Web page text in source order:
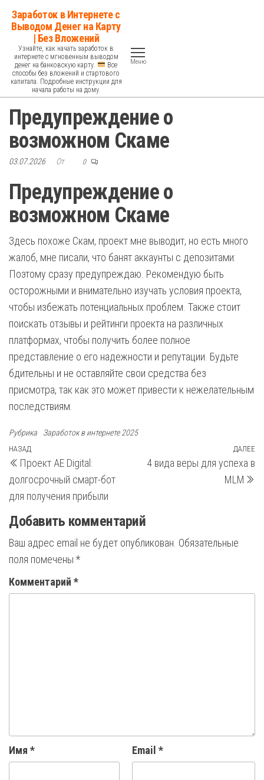
Перейти
содержимому
Заработок в Интернете с
Выводом Денег на Карту
| Без Вложений
Узнайте, как начать заработок в
интернете с мгновенным выводом
денег на банковскую карту.
Все
способы без вложений и стартового
капитала. Подробные инструкции для
начала работы на дому.
Меню
Предупреждение о
возможном Скаме
03.07.2026 От 0
Предупреждение о
возможном Скаме
Здесь похоже Скам, проект мне выводит, но есть много
жалоб, мне писали, что банят аккаунты с депозитами:
Поэтому сразу предупреждаю. Рекомендую быть
осторожными и внимательно изучать условия проекта,
чтобы избежать потенциальных проблем. Также стоит
поискать отзывы и рейтинги проекта на различных
платформах, чтобы получить более полное
представление о его надежности и репутации. Будьте
бдительны и не оставляйте свои средства без
присмотра, так как это может привести к нежелательным
последствиям.
Рубрика Заработок в интернете 2025
Навигация
по
записям
Предыдущая
запись
НАЗАД
Проект AE Digital:
долгосрочный смарт-бот
для получения прибыли
ДАЛЕЕ
4 вида веры для успеха в
MLM
Добавить комментарий
Ваш адрес email не будет опубликован. Обязательные
поля помечены *
Комментарий *
Имя * Email *